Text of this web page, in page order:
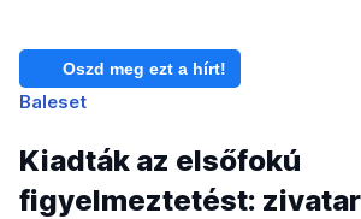
Oszd meg ezt a hírt!
Baleset
Kiadták az elsőfokú
figyelmeztetést: